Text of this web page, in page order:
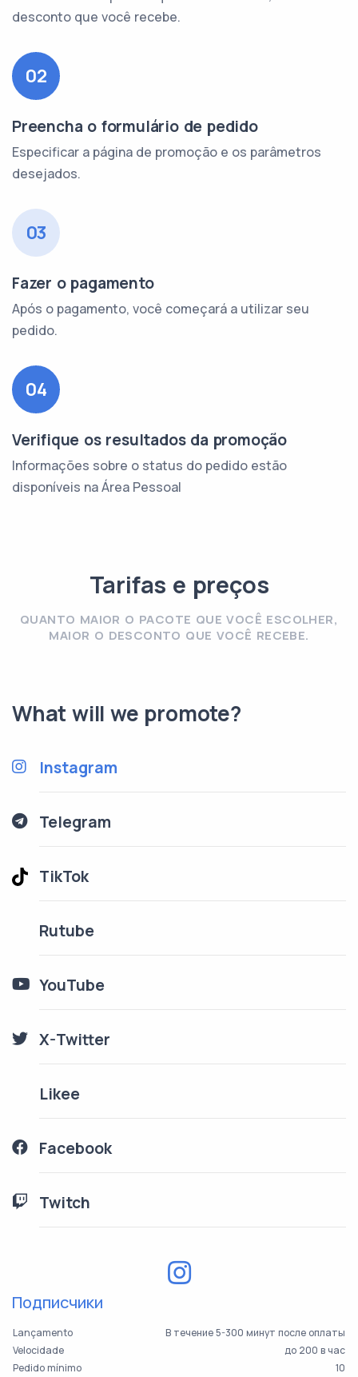
desconto que você recebe.
02
Preencha o formulário de pedido
Especificar a página de promoção e os parâmetros
desejados.
03
Fazer o pagamento
Após o pagamento, você começará a utilizar seu
pedido.
04
Verifique os resultados da promoção
Informações sobre o status do pedido estão
disponíveis na Área Pessoal
Tarifas e preços
QUANTO MAIOR O PACOTE QUE VOCÊ ESCOLHER,
MAIOR O DESCONTO QUE VOCÊ RECEBE.
What will we promote?
Instagram
Telegram
TikTok
Rutube
YouTube
X-Twitter
Likee
Facebook
Twitch
Подписчики
Lançamento
В течение 5-300 минут после оплаты
Velocidade
до 200 в час
Pedido mínimo
10